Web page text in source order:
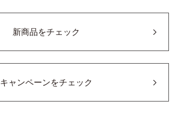
新商品をチェック
キャンペーンをチェック